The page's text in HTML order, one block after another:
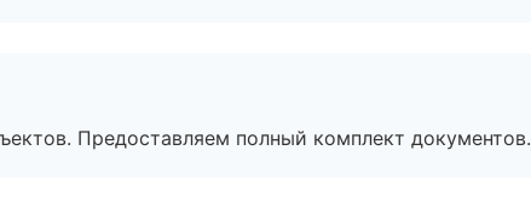
Предоставляем полный комплект документов.